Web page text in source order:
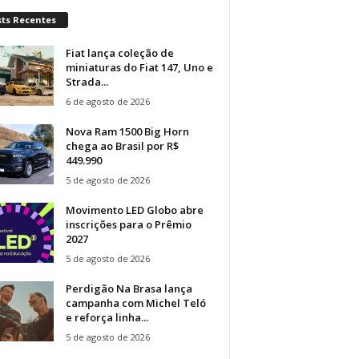
Recentes
Fiat lança coleção de
miniaturas do Fiat 147, Uno e
Strada...
6 de agosto de 2026
Nova Ram 1500 Big Horn
chega ao Brasil por R$
449.990
5 de agosto de 2026
Movimento LED Globo abre
inscrições para o Prêmio
2027
5 de agosto de 2026
Perdigão Na Brasa lança
campanha com Michel Teló
e reforça linha...
5 de agosto de 2026